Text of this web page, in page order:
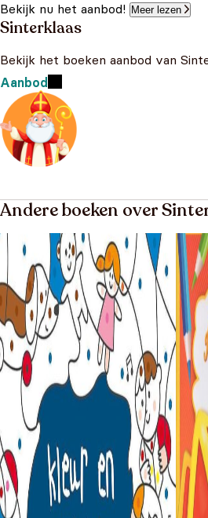
Bekijk nu het aanbod!
Meer lezen
Sinterklaas
Bekijk het boeken aanbod van
Aanbod
Andere boeken over